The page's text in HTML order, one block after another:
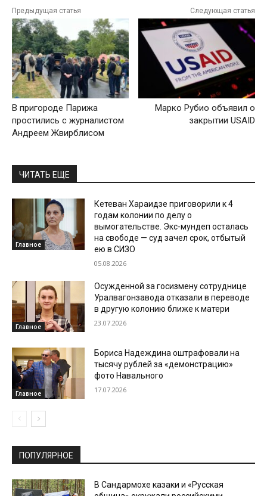
Предыдущая статья
В пригороде Парижа
простились с журналистом
Андреем Жвирблисом
Следующая статья
Марко Рубио объявил о
закрытии USAID
ЧИТАТЬ ЕЩЕ
Главное
Кетеван Хараидзе приговорили к 4
годам колонии по делу о
вымогательстве. Экс-мундеп осталась
на свободе — суд зачел срок, отбытый
ею в СИЗО
05.08.2026
Главное
Осужденной за госизмену сотруднице
Уралвагонзавода отказали в переводе
в другую колонию ближе к матери
23.07.2026
Главное
Бориса Надеждина оштрафовали на
тысячу рублей за «демонстрацию»
фото Навального
17.07.2026
ПОПУЛЯРНОЕ
В Сандармохе казаки и «Русская